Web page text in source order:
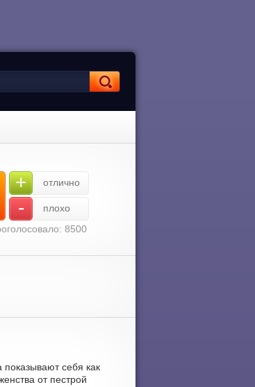
+ отлично
-
плохо
8500
показывают себя как
от пестрой